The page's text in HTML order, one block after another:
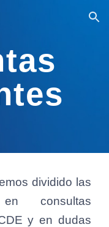
Skip to navigation
dividido las
consultas
y en dudas